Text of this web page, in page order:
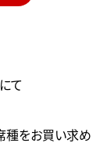
て
種をお買い求め